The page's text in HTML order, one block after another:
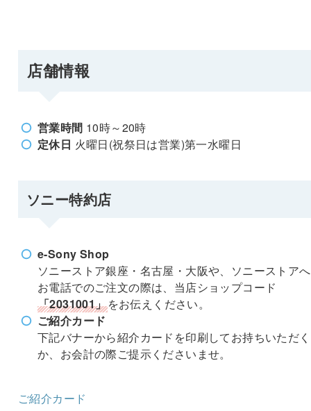
店舗情報
営業時間 10時～20時
定休日 火曜日(祝祭日は営業)第一水曜日
ソニー特約店
e-Sony Shop
ソニーストア銀座・名古屋・大阪や、ソニーストア
お電話でのご注文の際は、当店ショップコード
「2031001」をお伝えください。
ご紹介カード
下記バナーから紹介カードを印刷してお持ちいただく
か、お会計の際ご提示くださいませ。
ご紹介カード